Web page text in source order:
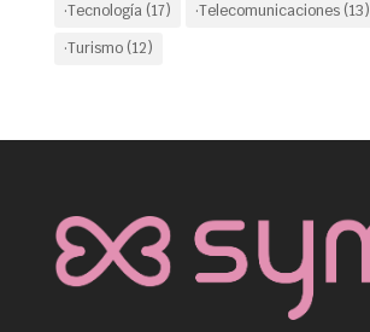
·Tecnología(17) ·Telecomunicaciones(13)
·Turismo(12)